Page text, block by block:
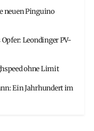
neuen Pinguino
Leondinger PV-
ohne Limit
Ein Jahrhundert im